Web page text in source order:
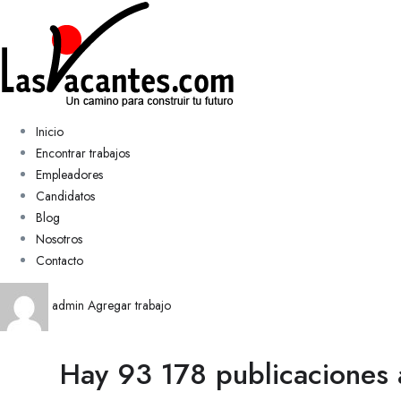
Inicio
Encontrar trabajos
Empleadores
Candidatos
Blog
Nosotros
Contacto
admin Agregar trabajo
Hay 93 178 publicaciones